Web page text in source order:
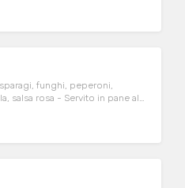
funghi, peperoni,
salsa rosa - Servito in pane al